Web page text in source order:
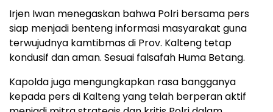
Irjen Iwan menegaskan bahwa Polri bersama pers
siap menjadi benteng informasi masyarakat guna
terwujudnya kamtibmas di Prov. Kalteng tetap
kondusif dan aman. Sesuai falsafah Huma Betang.
Kapolda juga mengungkapkan rasa bangganya
kepada pers di Kalteng yang telah berperan aktif